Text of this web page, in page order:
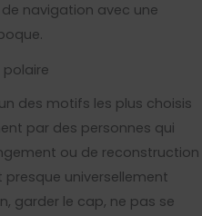
navigation avec une
des motifs les plus choisis
par des personnes qui
ou de reconstruction
presque universellement
garder le cap, ne pas se